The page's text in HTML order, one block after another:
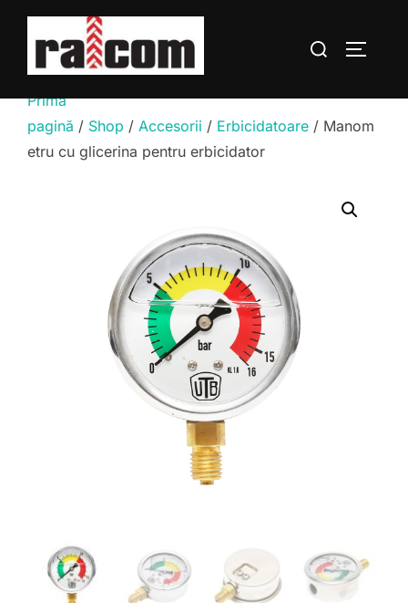
conținut
Caută
Prima
pagină / Shop / Accesorii / Erbicidatoare / Manom
etru cu glicerina pentru erbicidator